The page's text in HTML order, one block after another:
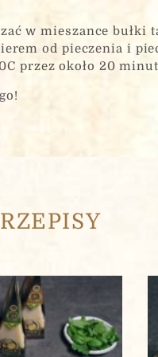
w mieszance bułki
od pieczenia i
przez około 20